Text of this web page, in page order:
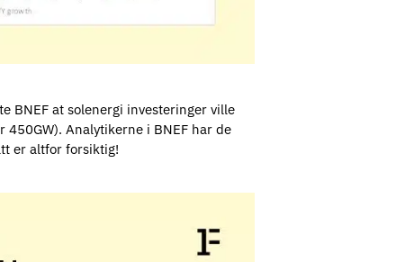
BNEF at solenergi investeringer ville
Analytikerne i BNEF har de
er altfor forsiktig!